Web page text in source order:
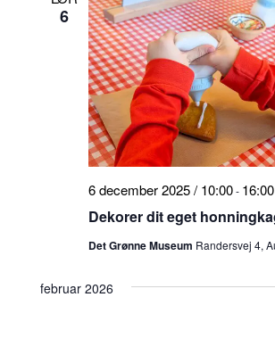
6
Dekorer dit eget
6 december 2025 / 10:00- 16:00
Det Grønne Museum Randersvej 4,
februar 2026